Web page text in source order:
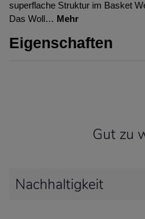
superflache Struktur im Basket
Das Woll… Mehr
Eigenschaften
Gut zu
Nachhaltigkeit